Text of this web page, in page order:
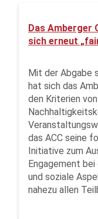
Das Amberger
sich erneut
Mit der Abgabe
hat sich das
den Kriterien
das ACC seine
Initiative zum
Engagement bei
und soziale
nahezu allen